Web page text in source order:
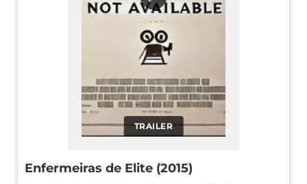
TRAILER
Enfermeiras de Elite (2015)